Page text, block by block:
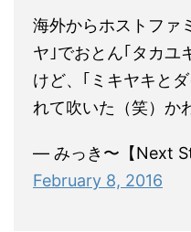
海外からホストファ
ヤ｣でおとん｢タカユ
けど、｢ミキヤキと
れて吹いた（笑）か
— みっき〜【Next
February 8, 2016